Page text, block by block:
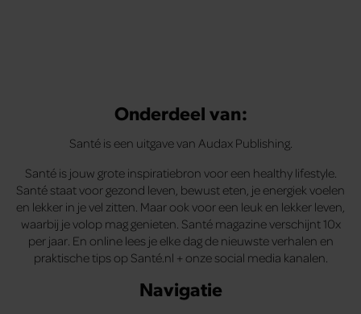
Onderdeel van:
Santé is een uitgave van Audax Publishing.
Santé is jouw grote inspiratiebron voor een healthy lifestyle.
Santé staat voor gezond leven, bewust eten, je energiek voelen
en lekker in je vel zitten. Maar ook voor een leuk en lekker leven,
waarbij je volop mag genieten. Santé magazine verschijnt 10x
per jaar. En online lees je elke dag de nieuwste verhalen en
praktische tips op Santé.nl + onze social media kanalen.
Navigatie